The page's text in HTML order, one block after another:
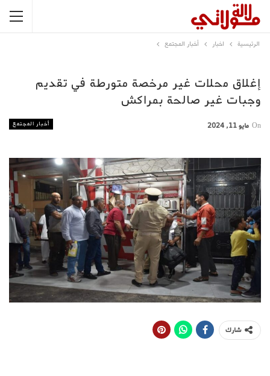
الرئيسية اخبار أخبار المجتمع
إغلاق محلات غير مرخصة متورطة في تقديم
وجبات غير صالحة بمراكش
أخبار المجتمع On مايو 11, 2024
شارك